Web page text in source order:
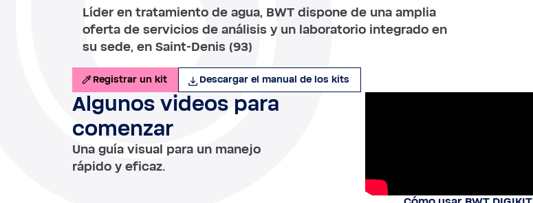
Líder en tratamiento de agua, BWT dispone de una amplia
oferta de servicios de análisis y un laboratorio integrado en
su sede, en Saint-Denis (93)
Registrar un kit Descargar el manual de los kits
Algunos videos para
comenzar
Una guía visual para un manejo
rápido y eficaz.